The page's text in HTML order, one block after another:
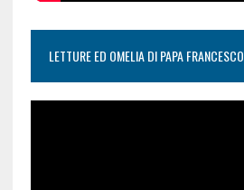
LETTURE ED OMELIA DI PAPA FRANCESCO